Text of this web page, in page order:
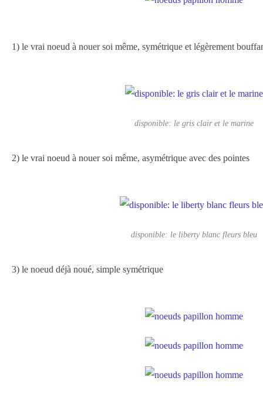
1) le vrai noeud à nouer soi même, symétrique et légèrement
disponible: le gris clair et le marine
2) le vrai noeud à nouer soi même, asymétrique avec des pointes
disponible: le liberty blanc fleurs bleu
3) le noeud déjà noué, simple symétrique